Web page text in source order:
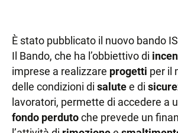
È stato pubblicato il nuovo bando
Il Bando, che ha l’obbiettivo di
imprese a realizzare progetti per il
delle condizioni di salutee di
lavoratori, permette di accedere a
fondo perdutoche prevede un